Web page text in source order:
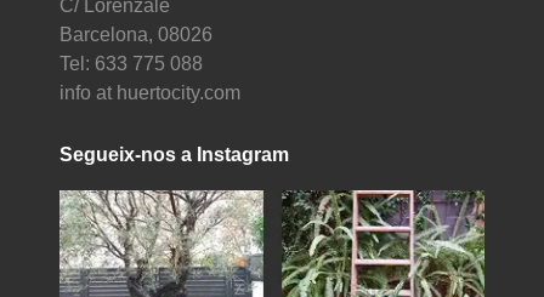
C/ Lorenzale
Barcelona, 08026
Tel: 633 775 088
info at huertocity.com
Segueix-nos a Instagram